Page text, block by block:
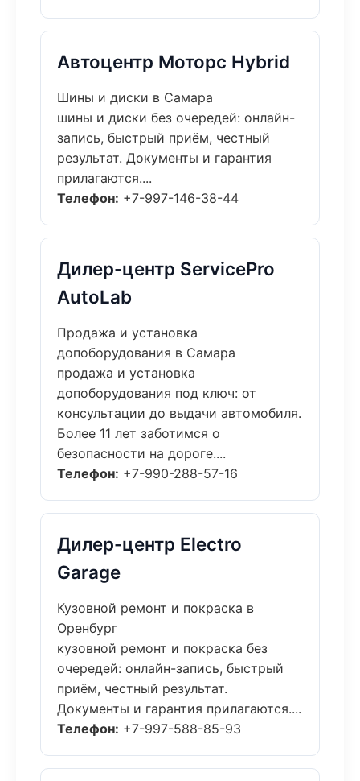
Автоцентр Моторс Hybrid
Шины и диски в Самара
шины и диски без очередей: онлайн-
запись, быстрый приём, честный
результат. Документы и гарантия
прилагаются....
Телефон: +7-997-146-38-44
Дилер-центр ServicePro
AutoLab
Продажа и установка
допоборудования в Самара
продажа и установка
допоборудования под ключ: от
консультации до выдачи автомобиля.
Более 11 лет заботимся о
безопасности на дороге....
Телефон: +7-990-288-57-16
Дилер-центр Electro
Garage
Кузовной ремонт и покраска в
Оренбург
кузовной ремонт и покраска без
очередей: онлайн-запись, быстрый
приём, честный результат.
Документы и гарантия прилагаются....
Телефон: +7-997-588-85-93